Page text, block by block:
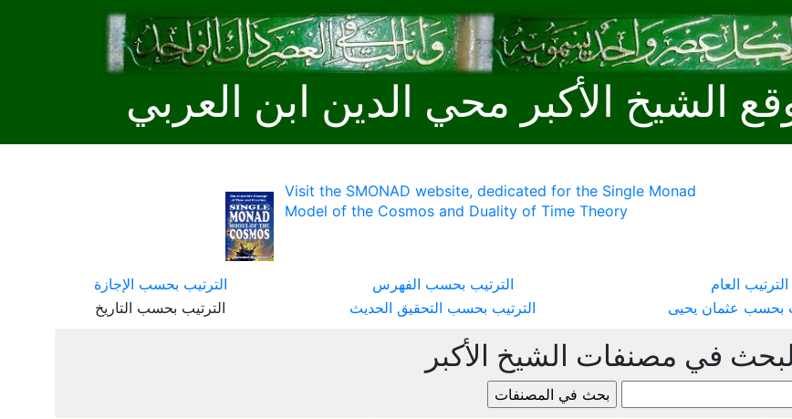
الشيخ الأكبر محي الدين ابن العربي
Visit the SMONAD website, dedicated for the Single Monad
Model of the Cosmos and Duality of Time Theory
الترتيب العام الترتيب بحسب الفهرس
الترتيب بحسب الإجازة
بحسب عثمان يحيى
الترتيب بحسب التحقيق الحديث الترتيب بحسب التاريخ
في مصنفات الشيخ الأكبر